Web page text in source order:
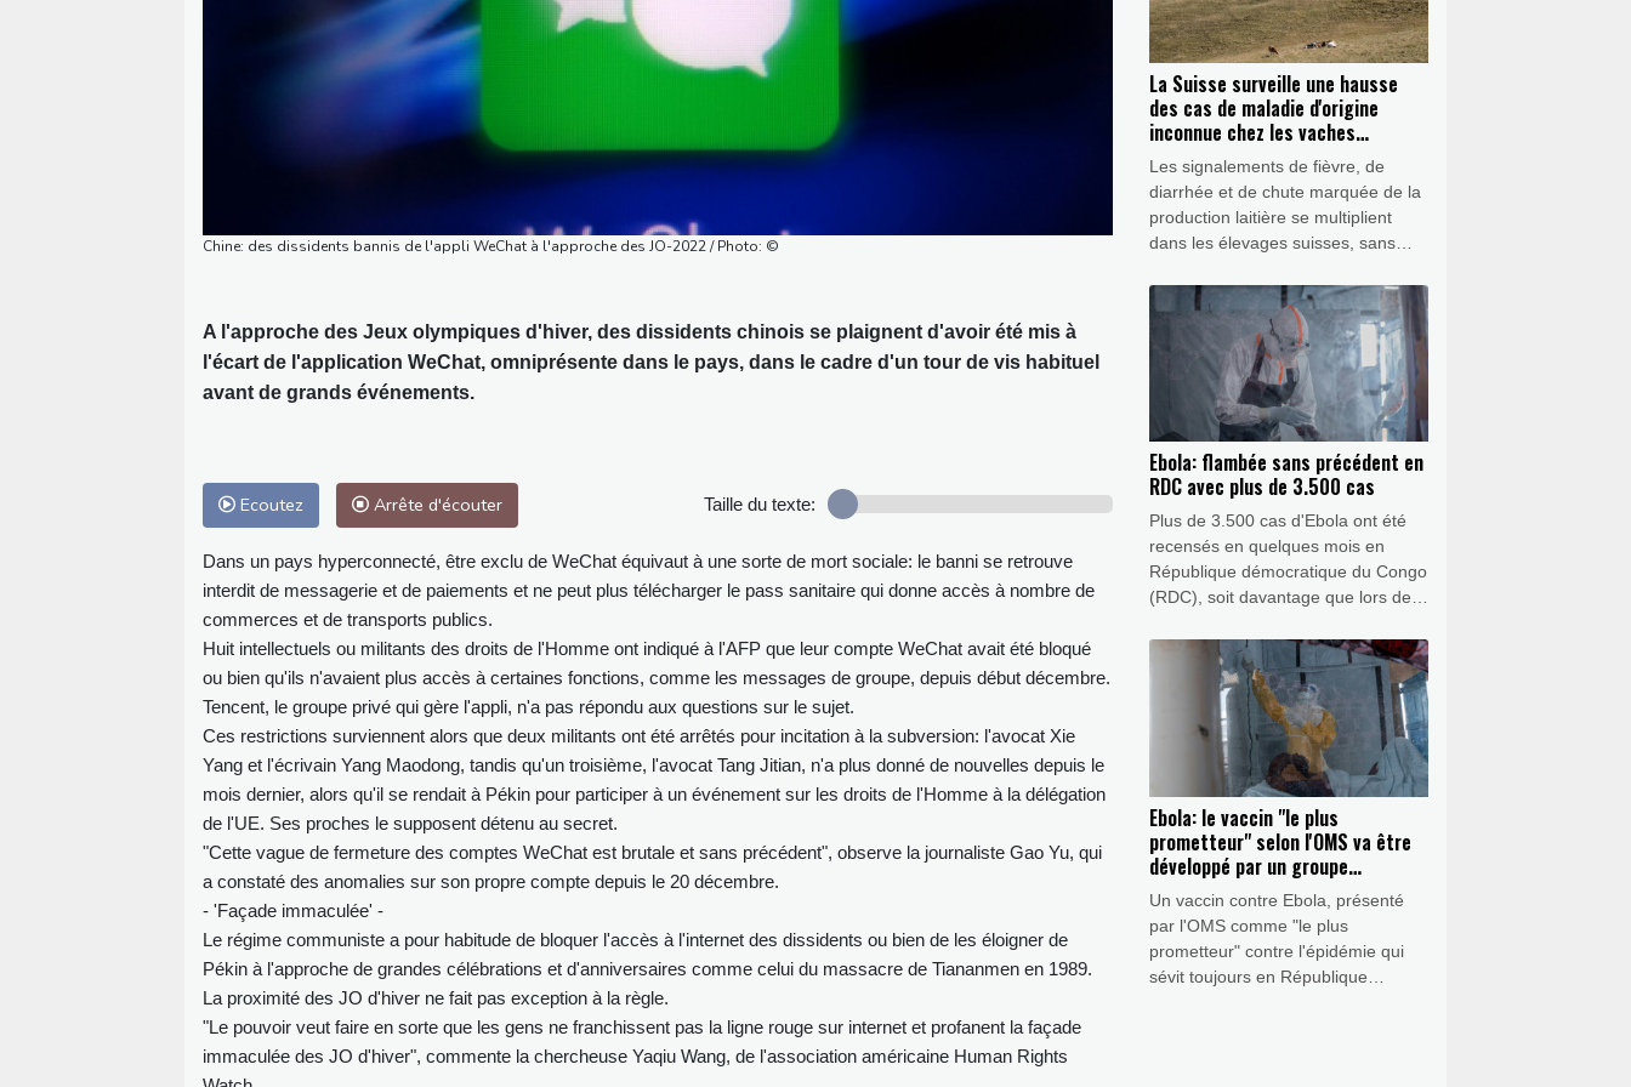
Chine: des dissidents bannis de l'appli WeChat à l'approche des JO-2022 / Photo: ©
A l'approche des Jeux olympiques d'hiver, des dissidents chinois se plaignent d'avoir été mis à
l'écart de l'application WeChat, omniprésente dans le pays, dans le cadre d'un tour de vis habituel
avant de grands événements.
Ecoutez Arrête d'écouter Taille du texte:
Dans un pays hyperconnecté, être exclu de WeChat équivaut à une sorte de mort sociale: le banni se retrouve
interdit de messagerie et de paiements et ne peut plus télécharger le pass sanitaire qui donne accès à nombre de
commerces et de transports publics.
Huit intellectuels ou militants des droits de l'Homme ont indiqué à l'AFP que leur compte WeChat avait été bloqué
ou bien qu'ils n'avaient plus accès à certaines fonctions, comme les messages de groupe, depuis début décembre.
Tencent, le groupe privé qui gère l'appli, n'a pas répondu aux questions sur le sujet.
Ces restrictions surviennent alors que deux militants ont été arrêtés pour incitation à la subversion: l'avocat Xie
Yang et l'écrivain Yang Maodong, tandis qu'un troisième, l'avocat Tang Jitian, n'a plus donné de nouvelles depuis le
mois dernier, alors qu'il se rendait à Pékin pour participer à un événement sur les droits de l'Homme à la délégation
de l'UE. Ses proches le supposent détenu au secret.
"Cette vague de fermeture des comptes WeChat est brutale et sans précédent", observe la journaliste Gao Yu, qui
a constaté des anomalies sur son propre compte depuis le 20 décembre.
- 'Façade immaculée' -
Le régime communiste a pour habitude de bloquer l'accès à l'internet des dissidents ou bien de les éloigner de
Pékin à l'approche de grandes célébrations et d'anniversaires comme celui du massacre de Tiananmen en 1989.
La proximité des JO d'hiver ne fait pas exception à la règle.
"Le pouvoir veut faire en sorte que les gens ne franchissent pas la ligne rouge sur internet et profanent la façade
immaculée des JO d'hiver", commente la chercheuse Yaqiu Wang, de l'association américaine Human Rights
La Suisse surveille une hausse
des cas de maladie d'origine
inconnue chez les vaches
laitières
Les signalements de fièvre, de
diarrhée et de chute marquée de la
production laitière se multiplient
dans les élevages suisses, sans
encore connue, ont indiqué
mercredi les autorités fédérales.
Ebola: flambée sans précédent en
RDC avec plus de 3.500 cas
Plus de 3.500 cas d'Ebola ont été
recensés en quelques mois en
République démocratique du Congo
(RDC), soit davantage que lors de
l'histoire du pays entre 2018 et
2020, selon les données publiées
vendredi par les autorités
congolaises.
Ebola: le vaccin "le plus
prometteur" selon l'OMS va être
développé par un groupe
singapourien
Un vaccin contre Ebola, présenté
par l'OMS comme "le plus
prometteur" contre l'épidémie qui
sévit toujours en République